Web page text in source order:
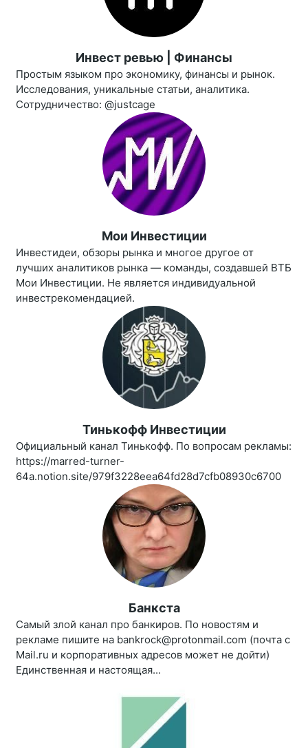
Инвест ревью | Финансы
Простым языком про экономику, финансы и рынок.
Исследования, уникальные статьи, аналитика.
Сотрудничество: @justcage
Мои Инвестиции
Инвестидеи, обзоры рынка и многое другое от
лучших аналитиков рынка — команды, создавшей ВТБ
Мои Инвестиции. Не является индивидуальной
инвестрекомендацией.
Тинькофф Инвестиции
Официальный канал Тинькофф. По вопросам рекламы:
https://marred-turner-
64a.notion.site/979f3228eea64fd28d7cfb08930c6700
Банкста
Самый злой канал про банкиров. По новостям и
рекламе пишите на bankrock@protonmail.com (почта с
Mail.ru и корпоративных адресов может не дойти)
Единственная и настоящая...